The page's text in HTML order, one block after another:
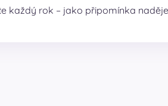
každý rok – jako připomínka